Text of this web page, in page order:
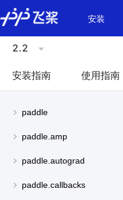
\u200E
安装
2.2
安装指南 使用指南
paddle
paddle.amp
paddle.autograd
paddle.callbacks